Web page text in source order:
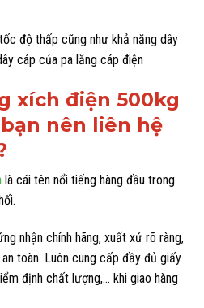
độ thấp cũng như khả năng dây
cáp của pa lăng cáp điện
xích điện 500kg
nên liên hệ
là cái tên nổi tiếng hàng đầu trong
nhận chính hãng, xuất xứ rõ ràng,
toàn. Luôn cung cấp đầy đủ giấy
định chất lượng,… khi giao hàng